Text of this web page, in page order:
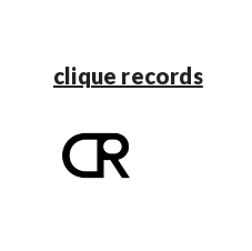
clique records